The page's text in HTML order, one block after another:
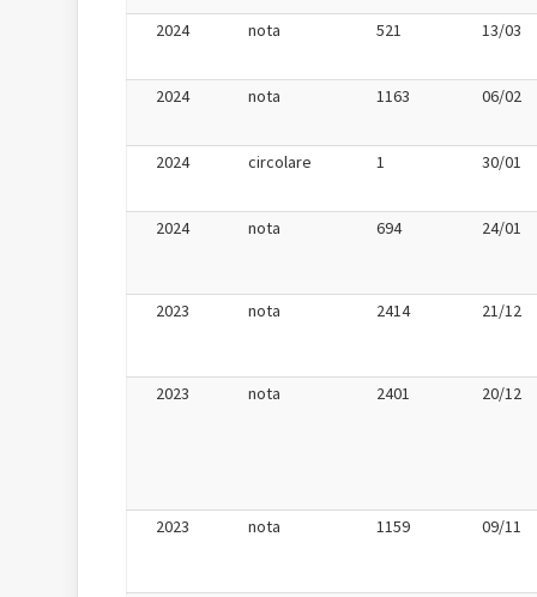
2024 nota 521 13/03
2024 nota 1163 06/02
2024 circolare 1 30/01
2024 nota 694 24/01
2023 nota 2414 21/12
2023 nota 2401 20/12
2023 nota 1159 09/11